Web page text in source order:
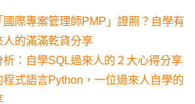
際專案管理師PMP」證照？自學有
的滿滿乾貨分享
：自學SQL過來人的２大心得分享
式語言Python，一位過來人自學的